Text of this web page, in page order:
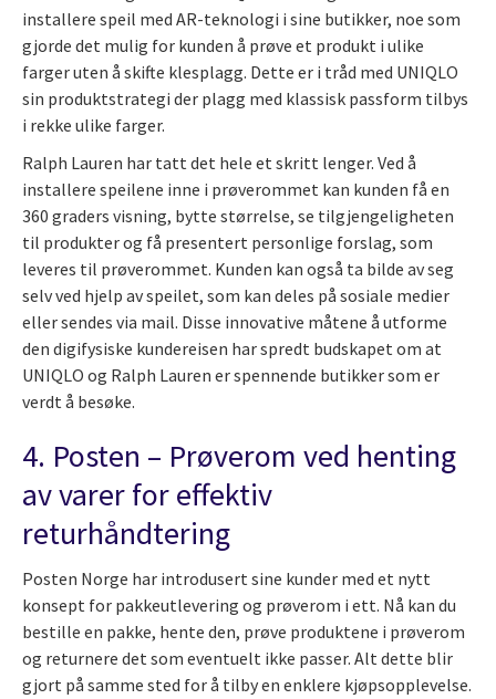
installere speil med AR-teknologi i sine butikker, noe som
gjorde det mulig for kunden å prøve et produkt i ulike
farger uten å skifte klesplagg. Dette er i tråd med UNIQLO
sin produktstrategi der plagg med klassisk passform tilbys
i rekke ulike farger.
Ralph Lauren har tatt det hele et skritt lenger. Ved å
installere speilene inne i prøverommet kan kunden få en
360 graders visning, bytte størrelse, se tilgjengeligheten
til produkter og få presentert personlige forslag, som
leveres til prøverommet. Kunden kan også ta bilde av seg
selv ved hjelp av speilet, som kan deles på sosiale medier
eller sendes via mail. Disse innovative måtene å utforme
den digifysiske kundereisen har spredt budskapet om at
UNIQLO og Ralph Lauren er spennende butikker som er
verdt å besøke.
4. Posten – Prøverom ved henting
av varer for effektiv
returhåndtering
Posten Norge har introdusert sine kunder med et nytt
konsept for pakkeutlevering og prøverom i ett. Nå kan du
bestille en pakke, hente den, prøve produktene i prøverom
og returnere det som eventuelt ikke passer. Alt dette blir
gjort på samme sted for å tilby en enklere kjøpsopplevelse.